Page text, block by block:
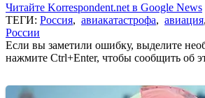
Читайте Korrespondent.net в Google News
ТЕГИ: Россия, авиакатастрофа, авиация
России
Если вы заметили ошибку, выделите
нажмите Ctrl+Enter, чтобы сообщить об